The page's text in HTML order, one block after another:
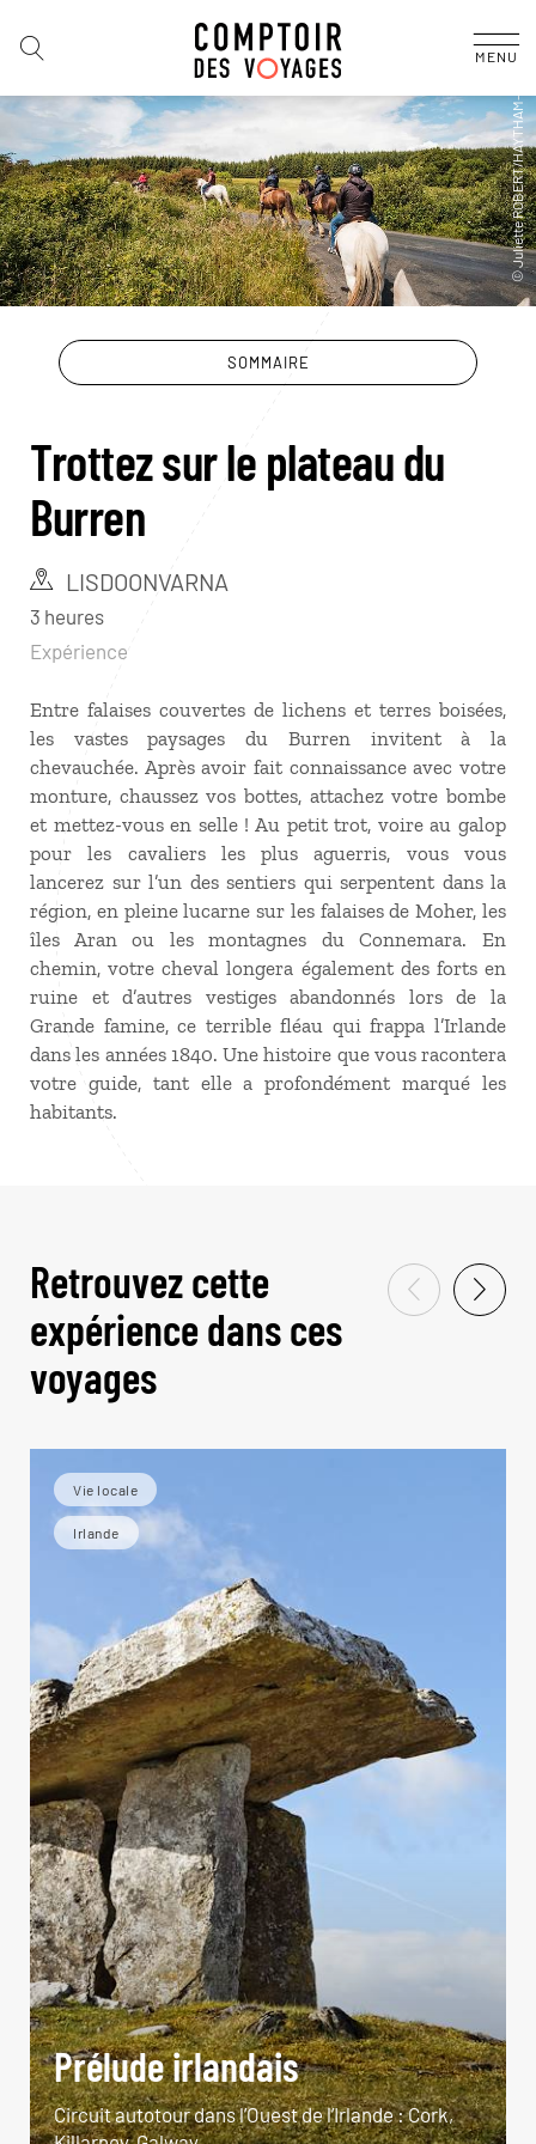
MENU
SOMMAIRE
Trottez sur le plateau du
Burren
LISDOONVARNA
3 heures
Expérience
Entre falaises couvertes de lichens et terres boisées,
les vastes paysages du Burren invitent à la
chevauchée. Après avoir fait connaissance avec votre
monture, chaussez vos bottes, attachez votre bombe
et mettez-vous en selle ! Au petit trot, voire au galop
pour les cavaliers les plus aguerris, vous vous
lancerez sur l’un des sentiers qui serpentent dans la
région, en pleine lucarne sur les falaises de Moher, les
îles Aran ou les montagnes du Connemara. En
chemin, votre cheval longera également des forts en
ruine et d’autres vestiges abandonnés lors de la
Grande famine, ce terrible fléau qui frappa l’Irlande
dans les années 1840. Une histoire que vous racontera
votre guide, tant elle a profondément marqué les
habitants.
Retrouvez cette
expérience dans ces
voyages
Vie locale
Irlande
Prélude irlandais
Circuit autotour dans l’Ouest de l’Irlande : Cork,